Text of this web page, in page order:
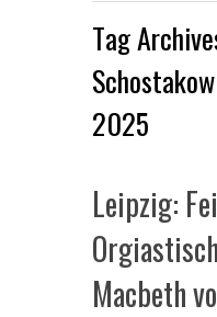
Tag
2025
Leipzig:
Macbeth